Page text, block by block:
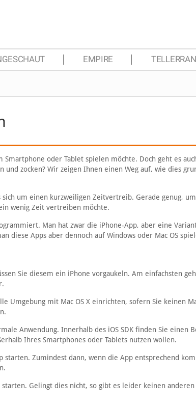
EMPIRE
oder Tablet spielen möchte. Doch geht es
zocken? Wir zeigen Ihnen einen Weg auf, wie dies
um einen kurzweiligen Zeitvertreib. Gerade genug,
wenig Zeit vertreiben möchte.
Man hat zwar die iPhone-App, aber eine
diese Apps aber dennoch auf Windows oder Mac OS
Sie diesem ein iPhone vorgaukeln. Am einfachsten
Umgebung mit Mac OS X einrichten, sofern Sie keinen
Anwendung. Innerhalb des iOS SDK finden Sie einen
Ihres Smartphones oder Tablets nutzen wollen.
starten. Zumindest dann, wenn die App entsprechend
Gelingt dies nicht, so gibt es leider keinen